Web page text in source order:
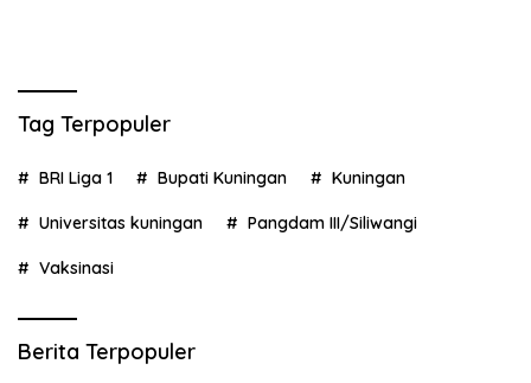
Tag Terpopuler
BRI Liga 1 Bupati Kuningan Kuningan
Universitas kuningan Pangdam III/Siliwangi
Vaksinasi
Berita Terpopuler